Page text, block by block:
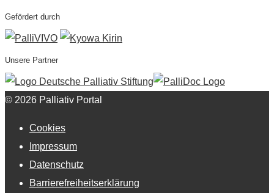
Gefördert durch
Unsere Partner
© 2026 Palliativ Portal
Cookies
Impressum
Datenschutz
Barrierefreiheitserklärung